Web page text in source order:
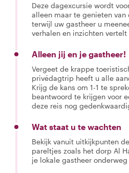
Deze dagexcursie wordt
alleen maar te genieten
terwijl uw gastheer u
verhalen en inzichten vertelt
Alleen jij en je gastheer!
Vergeet de krappe
privédagtrip heeft u alle
Krijg de kans om 1-1 te
beantwoord te krijgen voor
deze reis nog
Wat staat u te wachten
Bekijk vanuit uitkijkpunten
pareltjes zoals het dorp Al
je lokale gastheer